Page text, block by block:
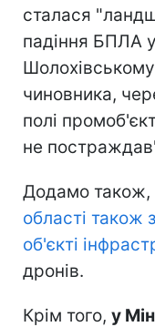
сталася
падіння БПЛА
чиновника,
полі
не
Додамо також,
області
об'єкті
дронів.
Крім того, у